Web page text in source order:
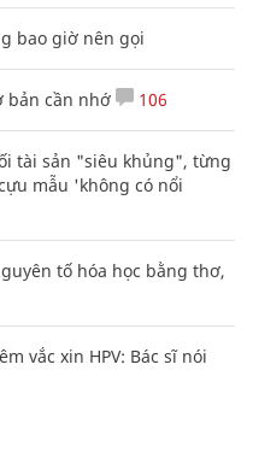
bao giờ nên gọi
bản cần nhớ 106
tài sản "siêu khủng", từng
mẫu 'không có nổi
tố hóa học bằng thơ,
vắc xin HPV: Bác sĩ nói